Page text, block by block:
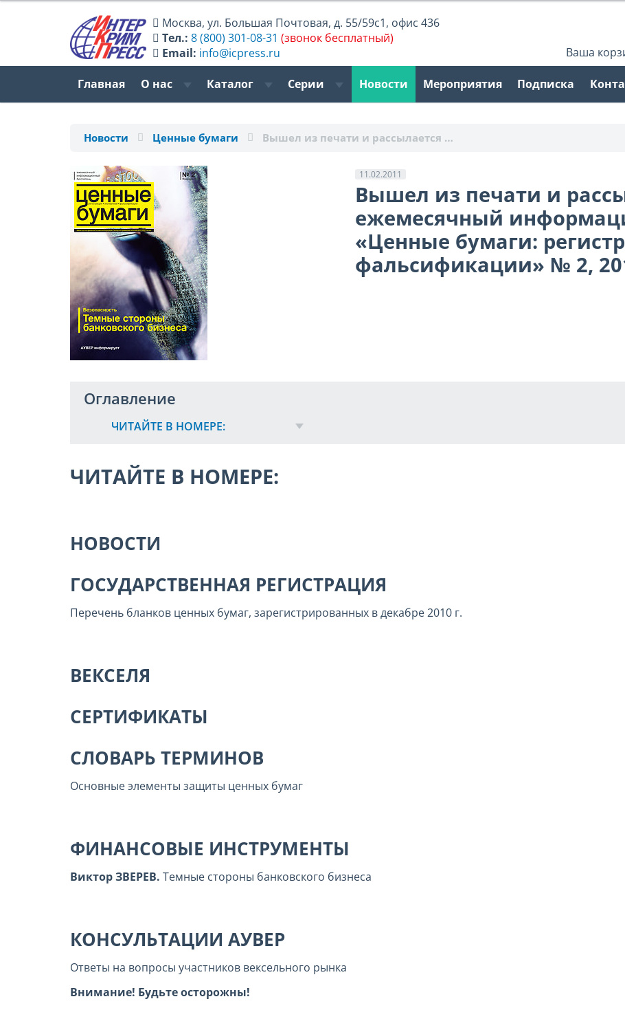
Москва,ул. Большая Почтовая, д. 55/59с1, офис 436
Тел.: 8 (800) 301-08-31 (звонок бесплатный)
Email: info@icpress.ru Ваша
Главная О нас Каталог Серии Новости Мероприятия Подписка
Новости Ценные бумаги Вышел из печати и рассылается …
11.02.2011
Вышел из печати и
ежемесячный
«Ценные бумаги:
фальсификации» № 2,
Оглавление
ЧИТАЙТЕ В НОМЕРЕ:
ЧИТАЙТЕ В НОМЕРЕ:
НОВОСТИ
ГОСУДАРСТВЕННАЯ РЕГИСТРАЦИЯ
Перечень бланков ценных бумаг, зарегистрированных в декабре2010 г.
ВЕКСЕЛЯ
СЕРТИФИКАТЫ
СЛОВАРЬ ТЕРМИНОВ
Основные элементы защиты ценных бумаг
ФИНАНСОВЫЕ ИНСТРУМЕНТЫ
Виктор ЗВЕРЕВ. Темные стороны банковского бизнеса
КОНСУЛЬТАЦИИ АУВЕР
Ответы на вопросы участников вексельного рынка
Внимание! Будьте осторожны!